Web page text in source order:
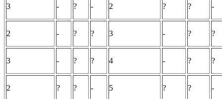
3 - ? - 2 ? ? -
2 - ? ? 3 - ? ?
3 - ? ? 4 - ? ?
2 ? ? - 5 ? ? -